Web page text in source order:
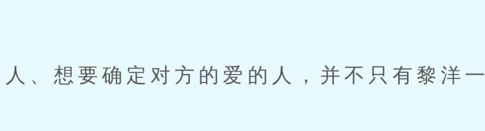
、想要确定对方的爱的人，并不只有黎洋一